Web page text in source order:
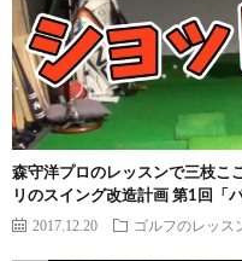
森守洋プロのレッスンで三枝こ
リのスイング改造計画 第1回「
2017.12.20 ゴルフのレッス